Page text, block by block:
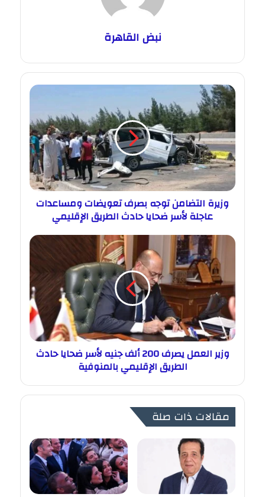
نبض القاهرة
وزيرة التضامن توجه بصرف تعويضات ومساعدات
عاجلة لأسر ضحايا حادث الطريق الإقليمي
وزير العمل يصرف 200 ألف جنيه لأسر ضحايا حادث
الطريق الإقليمي بالمنوفية
مقالات ذات صلة